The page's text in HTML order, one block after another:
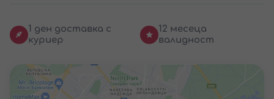
1 ден доставка с
куриер
12 месеца
валидност